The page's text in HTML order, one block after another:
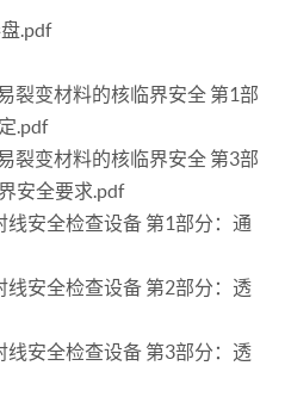
.pdf
裂变材料的核临界安全 第1部
.pdf
裂变材料的核临界安全 第3部
安全要求.pdf
线安全检查设备 第1部分：通
线安全检查设备 第2部分：透
线安全检查设备 第3部分：透